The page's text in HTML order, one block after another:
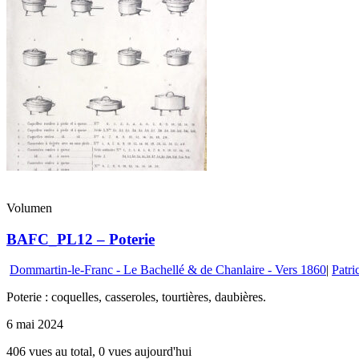
Volumen
BAFC_PL12 – Poterie
Dommartin-le-Franc - Le Bachellé & de Chanlaire - Vers 1860|
Poterie : coquelles, casseroles, tourtières, daubières.
6 mai 2024
406 vues au total, 0 vues aujourd'hui